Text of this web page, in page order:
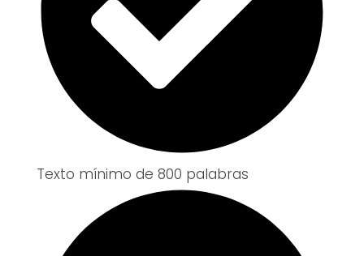
Texto mínimo de 800 palabras